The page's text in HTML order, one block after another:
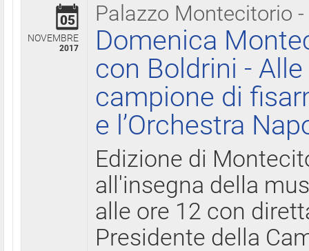
Palazzo Montecitorio
05
NOVEMBRE
2017
Domenica
con Boldrini -
campione di
e l’Orchestra
Edizione di
all'insegna della
alle ore 12 con
Presidente della